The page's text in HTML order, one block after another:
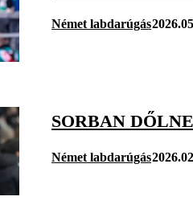
Német labdarúgás
SORBAN
Német labdarúgás